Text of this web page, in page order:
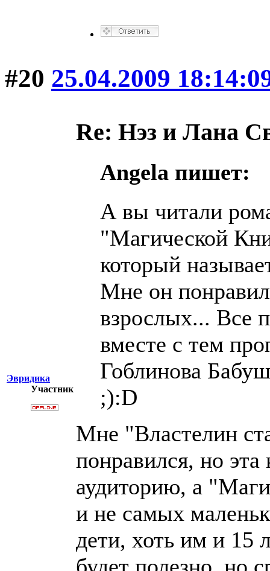
#20 25.04.2009
Эвридика
Участник
Re: Нэз и Лана
Angela пишет:
А вы читали
"Магической
который
Мне он
взрослых... Все
вместе с тем
Гоблинова
;):D
Мне "Властелин
понравился, но эта
аудиторию, а
и не самых
дети, хоть им и 15